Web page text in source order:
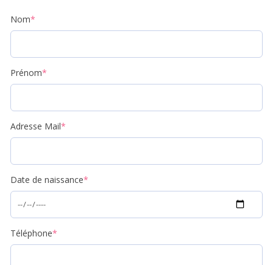
Nom*
Prénom*
Adresse Mail*
Date de naissance*
Téléphone*